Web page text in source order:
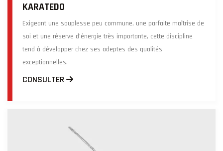
KARATEDO
Exigeant une souplesse peu commune, une parfaite maîtrise de
soi et une réserve d’énergie très importante, cette discipline
tend à développer chez ses adeptes des qualités
exceptionnelles.
CONSULTER